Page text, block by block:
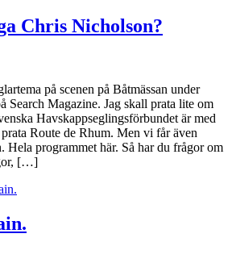
Chris Nicholson?
på scenen på Båtmässan under
Search Magazine. Jag skall prata lite om
Havskappseglingsförbundet är med
Route de Rhum. Men vi får även
Hela programmet här. Så har du frågor om
[…]